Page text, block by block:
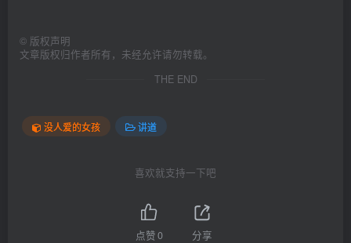
© 版权声明
文章版权归作者所有，未经允许请勿转载。
THE END
没人爱的女孩 讲道
喜欢就支持一下吧
点赞0 分享